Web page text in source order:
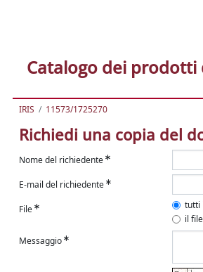
Catalogo dei prodotti
IRIS 11573/1725270
Richiedi una copia del
Nome del richiedente
E-mail del richiedente
File
tutti
il
Messaggio